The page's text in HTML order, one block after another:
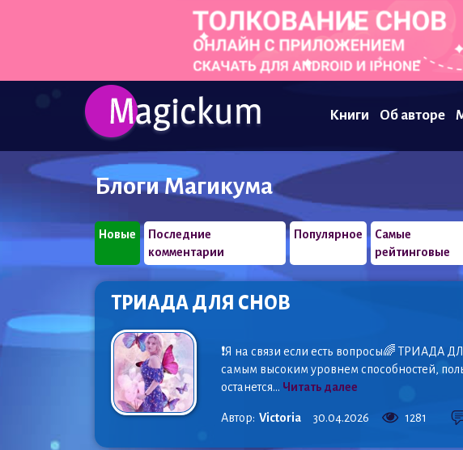
Книги Об авторе
Блоги Магикума
Новые
Последние
комментарии
Популярное
Самые
рейтинговые
ТРИАДА ДЛЯ СНОВ
❗️Я на связи если есть вопросы🌈
самым высоким уровнем способностей,
останется... Читать далее
Автор: Victoria 30.04.2026 1281